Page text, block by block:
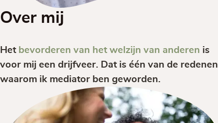
Over mij
Het bevorderen van het welzijn van anderen is
voor mij een drijfveer. Dat is één van de redenen
waarom ik mediator ben geworden.